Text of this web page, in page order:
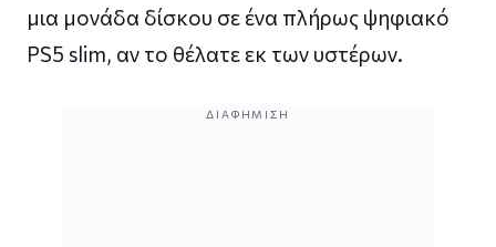
μια μονάδα δίσκου σε ένα πλήρως ψηφιακό
PS5 slim, αν το θέλατε εκ των υστέρων.
ΔΙΑΦΉΜΙΣΗ